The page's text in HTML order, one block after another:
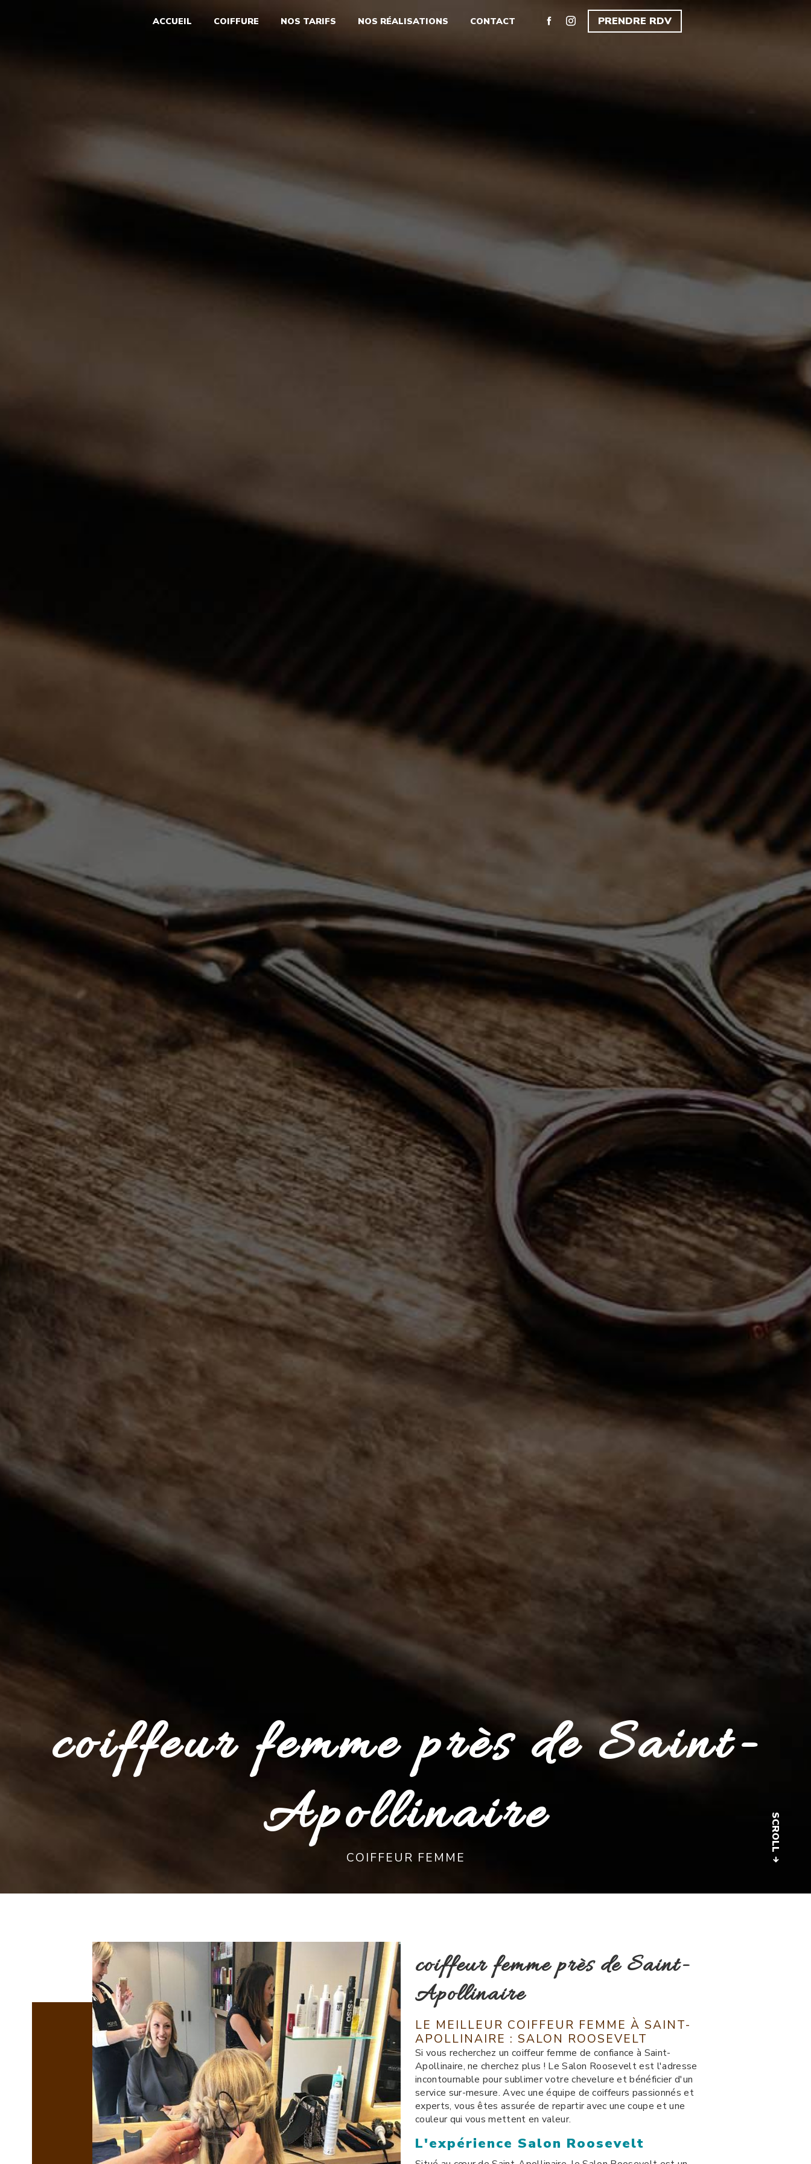
ACCUEIL COIFFURE NOS TARIFS NOS RÉALISATIONS CONTACT PRENDRE RDV
coiffeur femme près de Saint-
Apollinaire
COIFFEUR FEMME
SCROLL
coiffeur femme près de Saint-
Apollinaire
LE MEILLEUR COIFFEUR FEMME À SAINT-
APOLLINAIRE : SALON ROOSEVELT
Si vous recherchez un coiffeur femme de confiance à Saint-
Apollinaire, ne cherchez plus ! Le Salon Roosevelt est l'adresse
incontournable pour sublimer votre chevelure et bénéficier d'un
service sur-mesure. Avec une équipe de coiffeurs passionnés et
experts, vous êtes assurée de repartir avec une coupe et une
couleur qui vous mettent en valeur.
L'expérience Salon Roosevelt